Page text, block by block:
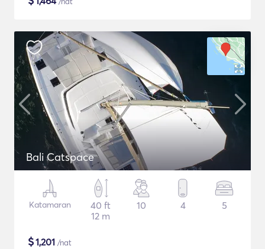
Bali Catspace
Katamaran
40 ft
12 m
10 4 5
$1,201 /nat